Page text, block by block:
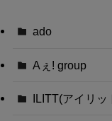
ado
Aぇ! group
ILITT(アイリッ